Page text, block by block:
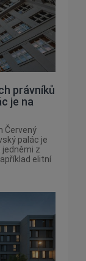
právníků
je na
Červený
palác je
z
elitní